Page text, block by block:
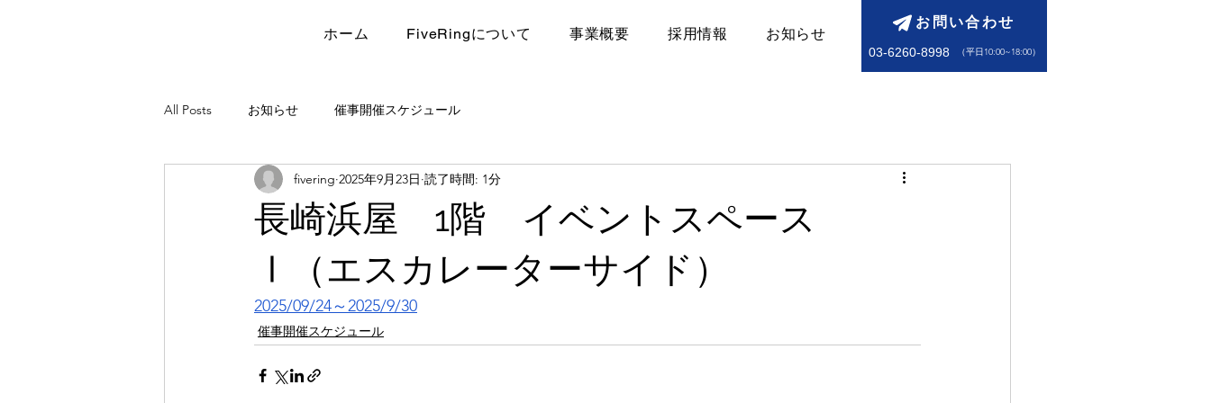
ホーム FiveRingについて ​事業概要 採用情報 お知らせ
お問い合わせ
03-6260-8998 ​（平日10:00~18:00）
All Posts お知らせ 催事開催スケジュール
長崎浜屋 1階 イベントスペース
Ⅰ（エスカレーターサイド）
fivering 2025年9月23日 読了時間: 1分
2025/09/24～2025/9/30
催事開催スケジュール